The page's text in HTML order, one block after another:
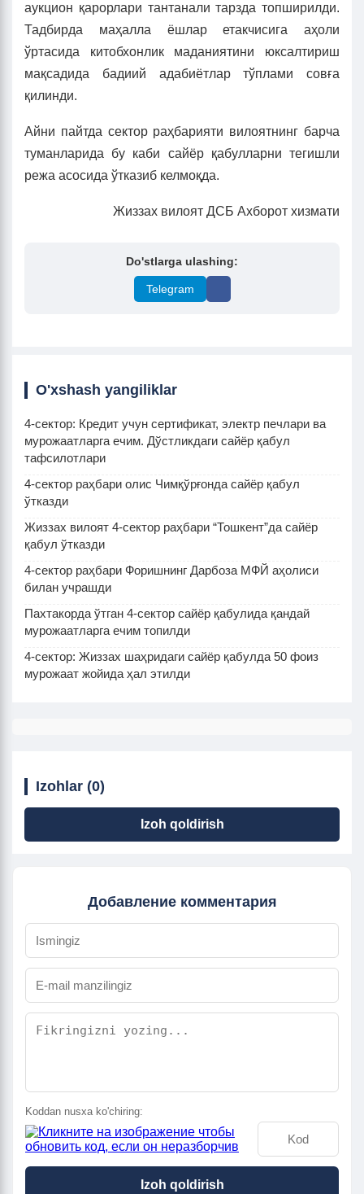
аукцион қарорлари тантанали тарзда топширилди.
Тадбирда маҳалла ёшлар етакчисига аҳоли
ўртасида китобхонлик маданиятини юксалтириш
мақсадида бадиий адабиётлар тўплами совға
қилинди.
Айни пайтда сектор раҳбарияти вилоятнинг барча
туманларида бу каби сайёр қабулларни тегишли
режа асосида ўтказиб келмоқда.
Жиззах вилоят ДСБ Ахборот хизмати
Do'stlarga ulashing:
Telegram
O'xshash yangiliklar
4-сектор: Кредит учун сертификат, электр печлари ва
мурожаатларга ечим. Дўстликдаги сайёр қабул
тафсилотлари
4-сектор раҳбари олис Чимқўрғонда сайёр қабул
ўтказди
Жиззах вилоят 4-сектор раҳбари “Тошкент”да сайёр
қабул ўтказди
4-сектор раҳбари Форишнинг Дарбоза МФЙ аҳолиси
билан учрашди
Пахтакорда ўтган 4-сектор сайёр қабулида қандай
мурожаатларга ечим топилди
4-сектор: Жиззах шаҳридаги сайёр қабулда 50 фоиз
мурожаат жойида ҳал этилди
Izohlar (0)
Izoh qoldirish
Добавление комментария
Koddan nusxa ko'chiring:
Izoh qoldirish